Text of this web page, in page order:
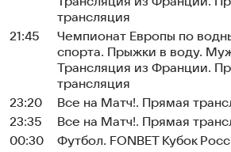
трансляция
21:45
Чемпионат Европы по
спорта. Прыжки в воду.
Трансляция из Франции.
трансляция
23:20
Все на Матч!. Прямая
23:35
Все на Матч!. Прямая
00:30
Футбол. FONBET Кубок